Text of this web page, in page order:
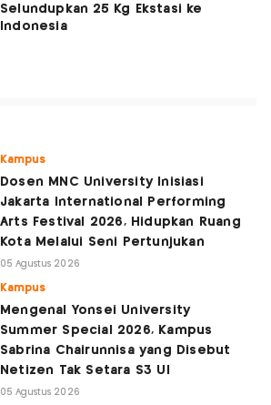
Selundupkan 25 Kg Ekstasi ke
Indonesia
Kampus
Dosen MNC University Inisiasi
Jakarta International Performing
Arts Festival 2026, Hidupkan Ruang
Kota Melalui Seni Pertunjukan
05 Agustus 2026
Kampus
Mengenal Yonsei University
Summer Special 2026, Kampus
Sabrina Chairunnisa yang Disebut
Netizen Tak Setara S3 UI
05 Agustus 2026